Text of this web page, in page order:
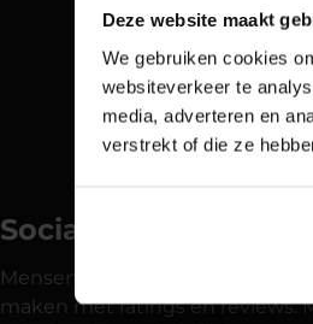
Deze website maakt
We gebruiken cookies
websiteverkeer te
media, adverteren en
verstrekt of die ze
aanzetten tot
resultaat
psycholoog
Sociale bewijskracht
Mensen zijn sociale wezens en
maken met ratings en reviews.